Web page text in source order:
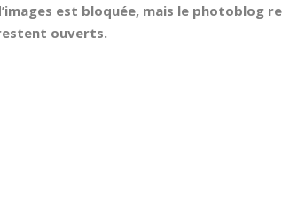
est bloquée, mais le photoblog
ouverts.